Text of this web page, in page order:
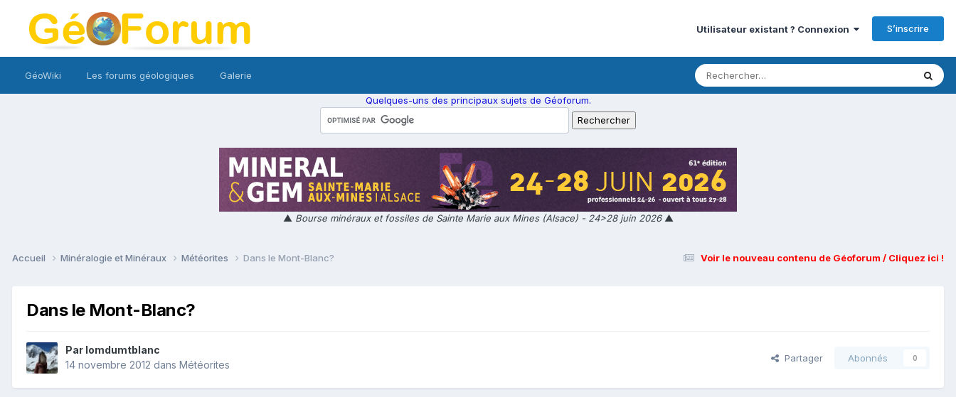
Utilisateur existant ? Connexion S’inscrire
GéoWiki Les forums géologiques Galerie
Quelques-uns des principaux sujets de Géoforum.
▲ Bourse minéraux et fossiles de Sainte Marie aux Mines (Alsace) - 24>28 juin 2026▲
Voir le nouveau contenu de Géoforum / Cliquez ici !
Accueil Minéralogie et Minéraux Météorites Dans le Mont-Blanc?
Dans le Mont-Blanc?
Par lomdumtblanc
14 novembre 2012 dans Météorites
Partager Abonnés 0